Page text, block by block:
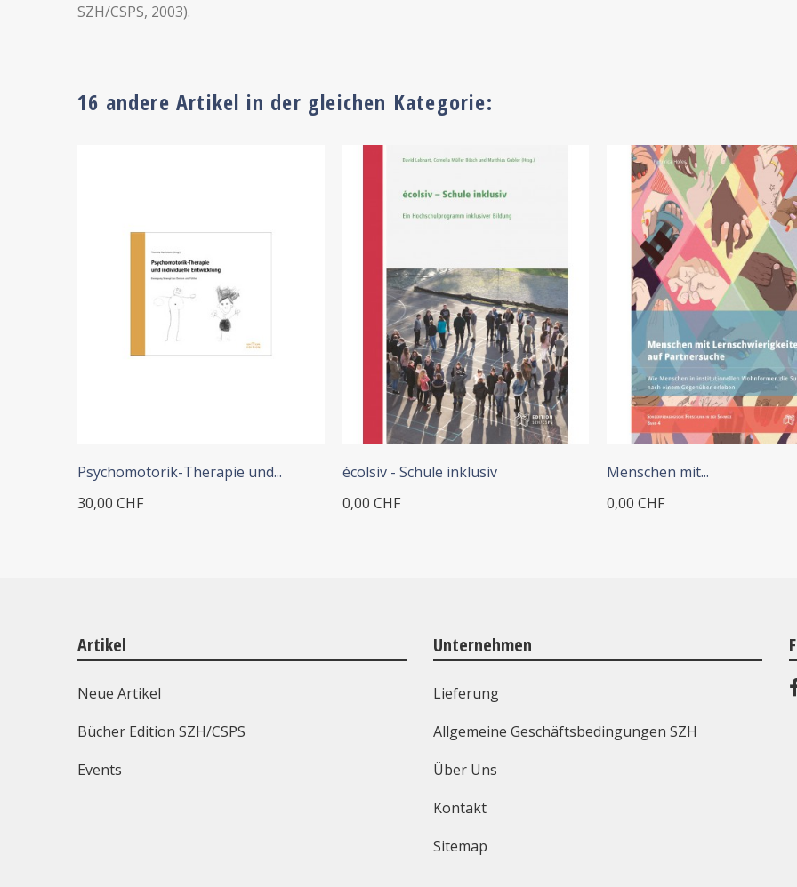
SZH/CSPS, 2003).
16 andere Artikel in der gleichen Kategorie:
Psychomotorik-Therapie und...
30,00 CHF
écolsiv - Schule inklusiv
0,00 CHF
Menschen mit...
0,00 CHF
Artikel
Neue Artikel
Bücher Edition SZH/CSPS
Events
Unternehmen
Lieferung
Allgemeine Geschäftsbedingungen SZH
Über Uns
Kontakt
Sitemap